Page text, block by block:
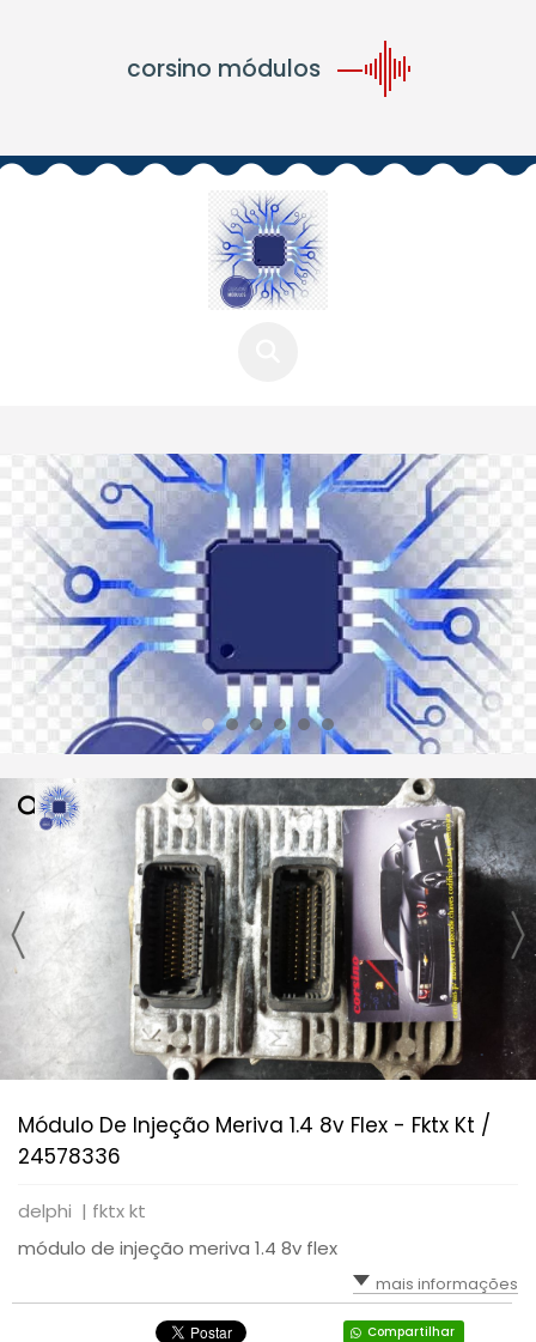
corsino módulos
Módulo De Injeção Meriva 1.4 8v Flex - Fktx Kt /
24578336
delphi | fktx kt
módulo de injeção meriva 1.4 8v flex
mais informações
Compartilhar